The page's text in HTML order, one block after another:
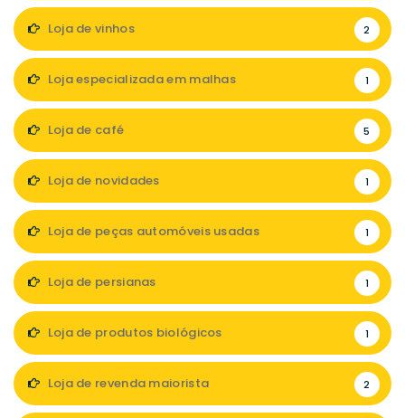
Loja de vinhos 2
Loja especializada em malhas 1
Loja de café 5
Loja de novidades 1
Loja de peças automóveis usadas 1
Loja de persianas 1
Loja de produtos biológicos 1
Loja de revenda maiorista 2